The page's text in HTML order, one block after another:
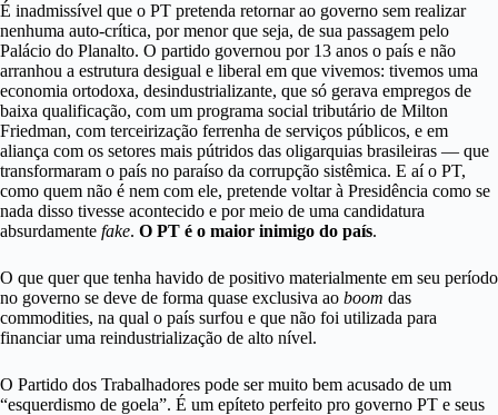
É inadmissível que o PT pretenda retornar ao governo sem realizar
nenhuma auto-crítica, por menor que seja, de sua passagem pelo
Palácio do Planalto. O partido governou por 13 anos o país e não
arranhou a estrutura desigual e liberal em que vivemos: tivemos uma
economia ortodoxa, desindustrializante, que só gerava empregos de
baixa qualificação, com um programa social tributário de Milton
Friedman, com terceirização ferrenha de serviços públicos, e em
aliança com os setores mais pútridos das oligarquias brasileiras — que
transformaram o país no paraíso da corrupção sistêmica. E aí o PT,
como quem não é nem com ele, pretende voltar à Presidência como se
nada disso tivesse acontecido e por meio de uma candidatura
absurdamente fake. O PT é o maior inimigo do país.
O que quer que tenha havido de positivo materialmente em seu período
no governo se deve de forma quase exclusiva ao boom das
commodities, na qual o país surfou e que não foi utilizada para
financiar uma reindustrialização de alto nível.
O Partido dos Trabalhadores pode ser muito bem acusado de um
“esquerdismo de goela”. É um epíteto perfeito pro governo PT e seus